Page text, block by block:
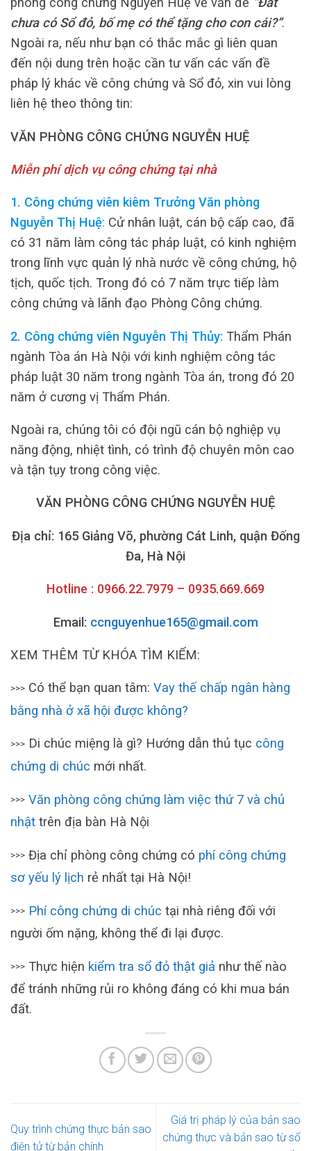
chưa có Sổ đỏ, bố mẹ có thể tặng cho con cái?”.
Ngoài ra, nếu như bạn có thắc mắc gì liên quan
đến nội dung trên hoặc cần tư vấn các vấn đề
pháp lý khác về công chứng và Sổ đỏ, xin vui lòng
liên hệ theo thông tin:
VĂN PHÒNG CÔNG CHỨNG NGUYỄN HUỆ
Miễn phí dịch vụ công chứng tại nhà
1. Công chứng viên kiêm Trưởng Văn phòng
Nguyễn Thị Huệ: Cử nhân luật, cán bộ cấp cao, đã
có 31 năm làm công tác pháp luật, có kinh nghiệm
trong lĩnh vực quản lý nhà nước về công chứng, hộ
tịch, quốc tịch. Trong đó có 7 năm trực tiếp làm
công chứng và lãnh đạo Phòng Công chứng.
2. Công chứng viên Nguyễn Thị Thủy: Thẩm Phán
ngành Tòa án Hà Nội với kinh nghiệm công tác
pháp luật 30 năm trong ngành Tòa án, trong đó 20
năm ở cương vị Thẩm Phán.
Ngoài ra, chúng tôi có đội ngũ cán bộ nghiệp vụ
năng động, nhiệt tình, có trình độ chuyên môn cao
và tận tụy trong công việc.
VĂN PHÒNG CÔNG CHỨNG NGUYỄN HUỆ
Địa chỉ: 165 Giảng Võ, phường Cát Linh, quận Đống
Đa, Hà Nội
Hotline : 0966.22.7979 – 0935.669.669
Email: ccnguyenhue165@gmail.com
XEM THÊM TỪ KHÓA TÌM KIẾM:
>>> Có thể bạn quan tâm: Vay thế chấp ngân hàng
bằng nhà ở xã hội được không?
>>> Di chúc miệng là gì? Hướng dẫn thủ tục công
chứng di chúc mới nhất.
>>> Văn phòng công chứng làm việc thứ 7 và chủ
nhật trên địa bàn Hà Nội
>>> Địa chỉ phòng công chứng có phí công chứng
sơ yếu lý lịch rẻ nhất tại Hà Nội!
>>> Phí công chứng di chúc tại nhà riêng đối với
người ốm nặng, không thể đi lại được.
>>> Thực hiện kiểm tra sổ đỏ thật giả như thế nào
để tránh những rủi ro không đáng có khi mua bán
đất.
Quy trình chứng thực bản sao
điện tử từ bản chính
Giá trị pháp lý của bản sao
chứng thực và bản sao từ sổ